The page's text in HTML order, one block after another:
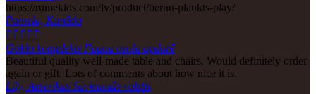
https://rumekids.com/lv/product/bernu-plaukts-play/
Pamela, Kanāda
    
Galda komplekts Fauna ozola apdarē
Beautiful quality well-made table and chairs. Would definitely order
again or gift. Lots of comments about how nice it is.
Lily, Amerikas Savienotās valstis